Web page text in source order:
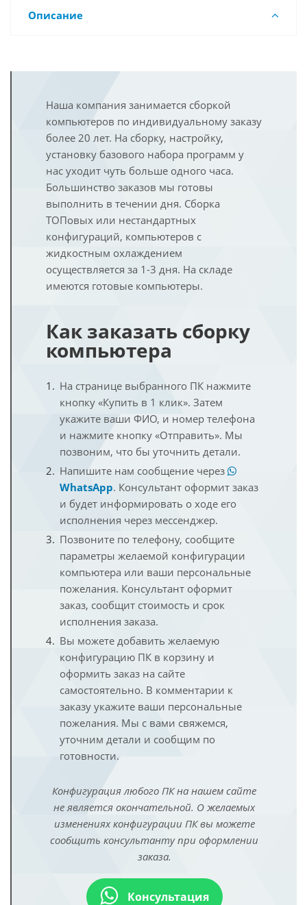
Описание
Наша компания занимается сборкой
компьютеров по индивидуальному заказу
более 20 лет. На сборку, настройку,
установку базового набора программ у
нас уходит чуть больше одного часа.
Большинство заказов мы готовы
выполнить в течении дня. Сборка
ТОПовых или нестандартных
конфигураций, компьютеров с
жидкостным охлаждением
осуществляется за 1-3 дня. На складе
имеются готовые компьютеры.
Как заказать сборку
компьютера
На странице выбранного ПК нажмите
кнопку «Купить в 1 клик». Затем
укажите ваши ФИО, и номер телефона
и нажмите кнопку «Отправить». Мы
позвоним, что бы уточнить детали.
Напишите нам сообщение через
WhatsApp. Консультант оформит заказ
и будет информировать о ходе его
исполнения через мессенджер.
Позвоните по телефону, сообщите
параметры желаемой конфигурации
компьютера или ваши персональные
пожелания. Консультант оформит
заказ, сообщит стоимость и срок
исполнения заказа.
Вы можете добавить желаемую
конфигурацию ПК в корзину и
оформить заказ на сайте
самостоятельно. В комментарии к
заказу укажите ваши персональные
пожелания. Мы с вами свяжемся,
уточним детали и сообщим по
готовности.
Конфигурация любого ПК на нашем сайте
не является окончательной. О желаемых
изменениях конфигурации ПК вы можете
сообщить консультанту при оформлении
заказа.
Консультация